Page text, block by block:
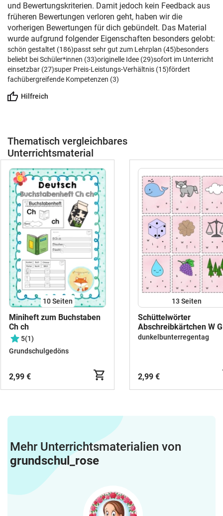
und Bewertungskriterien. Damit jedoch kein Feedback aus
früheren Bewertungen verloren geht, haben wir die
vorherigen Bewertungen für dich gebündelt. Das Material
wurde aufgrund folgender Eigenschaften besonders gelobt:
schön gestaltet (186)passt sehr gut zum Lehrplan (45)besonders
beliebt bei Schüler*innen (33)originelle Idee (29)sofort im Unterricht
einsetzbar (27)super Preis-Leistungs-Verhältnis (15)fördert
fachübergreifende Kompetenzen (3)
Hilfreich
Thematisch vergleichbares
Unterrichtsmaterial
10Seiten
Miniheft zum Buchstaben
Ch ch
5(1)
Grundschulgedöns
2,99 €
13 Seiten
Schüttelwörter
Abschreibkärtchen W
M
dunkelbunterregentag
2,99 €
Mehr Unterrichtsmaterialien von
grundschul_rose